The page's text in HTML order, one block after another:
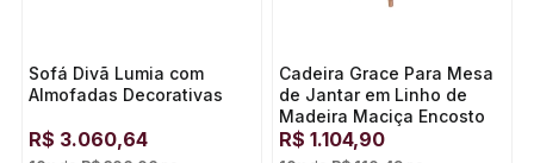
Sofá Divã Lumia com
Almofadas Decorativas
R$ 3.060,64
Cadeira Grace Para Mesa
de Jantar em Linho de
Madeira Maciça Encosto
Moderno e Curvo e
Assento Estofado
R$ 1.104,90